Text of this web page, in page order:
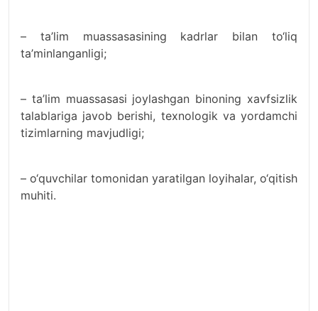
– ta’lim muassasasining kadrlar bilan to‘liq
ta’minlanganligi;
– ta’lim muassasasi joylashgan binoning xavfsizlik
talablariga javob berishi, texnologik va yordamchi
tizimlarning mavjudligi;
– o‘quvchilar tomonidan yaratilgan loyihalar, o‘qitish
muhiti.